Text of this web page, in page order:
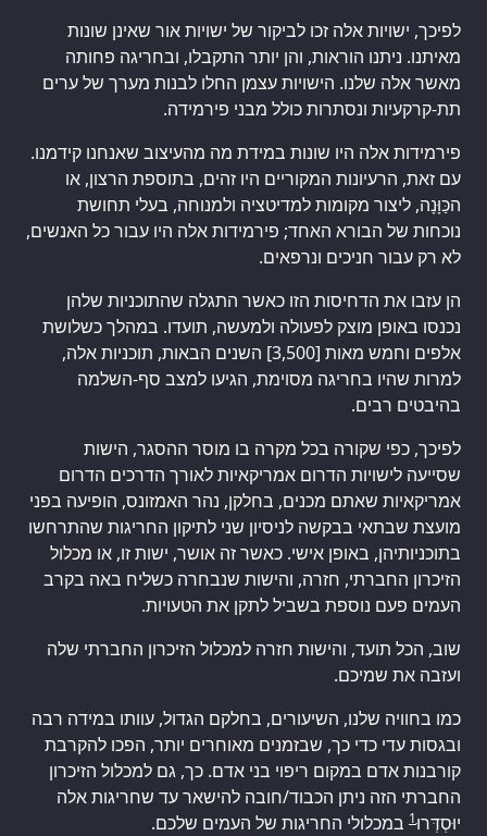
לפיכך, ישויות אלה זכו לביקור של ישויות אור שאינן שונות
מאיתנו. ניתנו הוראות, והן יותר התקבלו, ובחריגה פחותה
מאשר אלה שלנו. הישויות עצמן החלו לבנות מערך של ערים
תת-קרקעיות ונסתרות כולל מבני פירמידה.
פירמידות אלה היו שונות במידת מה מהעיצוב שאנחנו קידמנו.
עם זאת, הרעיונות המקוריים היו זהים, בתוספת הרצון, או
הכַּוָּנָה, ליצור מקומות למדיטציה ולמנוחה, בעלי תחושת
נוכחות של הבורא האחד; פירמידות אלה היו עבור כל האנשים,
לא רק עבור חניכים ונרפאים.
הן עזבו את הדחיסות הזו כאשר התגלה שהתוכניות שלהן
נכנסו באופן מוצק לפעולה ולמעשה, תועדו. במהלך כשלושת
אלפים וחמש מאות [3,500] השנים הבאות, תוכניות אלה,
למרות שהיו בחריגה מסוימת, הגיעו למצב סף-השלמה
בהיבטים רבים.
לפיכך, כפי שקורה בכל מקרה בו מוסר ההסגר, הישות
שסייעה לישויות הדרום אמריקאיות לאורך הדרכים הדרום
אמריקאיות שאתם מכנים, בחלקן, נהר האמזונס, הופיעה בפני
מועצת שבתאי בבקשה לניסיון שני לתיקון החריגות שהתרחשו
בתוכניותיהן, באופן אישי. כאשר זה אושר, ישות זו, או מכלול
הזיכרון החברתי, חזרה, והישות שנבחרה כשליח באה בקרב
העמים פעם נוספת בשביל לתקן את הטעויות.
שוב, הכל תועד, והישות חזרה למכלול הזיכרון החברתי שלה
ועזבה את שמיכם.
כמו בחוויה שלנו, השיעורים, בחלקם הגדול, עוותו במידה רבה
ובגסות עדי כדי כך, שבזמנים מאוחרים יותר, הפכו להקרבת
קורבנות אדם במקום ריפוי בני אדם. כך, גם למכלול הזיכרון
החברתי הזה ניתן הכבוד/חובה להישאר עד שחריגות אלה
יוּסְדְּרוּ1 במכלולי החריגות של העמים שלכם.